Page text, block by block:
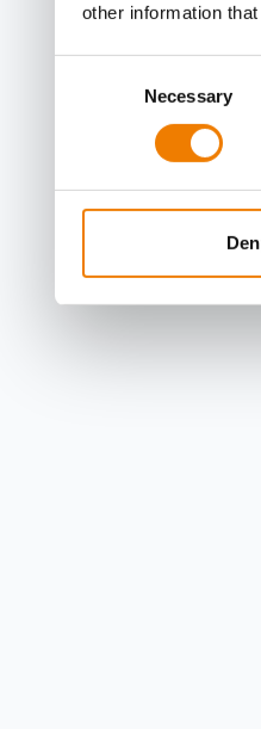
other information
Necessary